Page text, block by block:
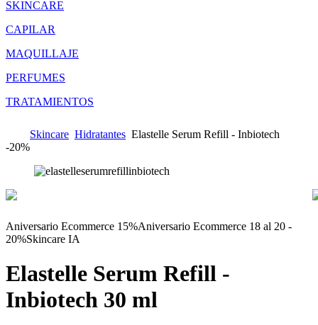
SKINCARE
CAPILAR
MAQUILLAJE
PERFUMES
TRATAMIENTOS
Skincare Hidratantes Elastelle Serum Refill - Inbiotech
-20%
Aniversario Ecommerce 15%Aniversario Ecommerce 18 al 20 -
20%Skincare IA
Elastelle Serum Refill -
Inbiotech 30 ml